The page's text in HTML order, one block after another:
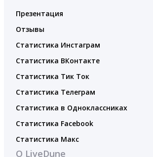
Презентация
Отзывы
Статистика Инстаграм
Статистика ВКонтакте
Статистика Тик Ток
Статистика Телеграм
Статистика в Одноклассниках
Статистика Facebook
Статистика Макс
О LiveDune